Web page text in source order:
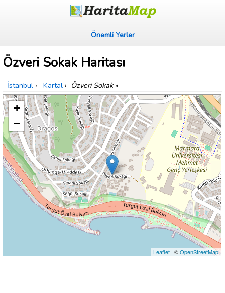
Önemli Yerler
Özveri Sokak Haritası
İstanbul › Kartal › Özveri Sokak»
+
−
Leaflet| ©OpenStreetMap